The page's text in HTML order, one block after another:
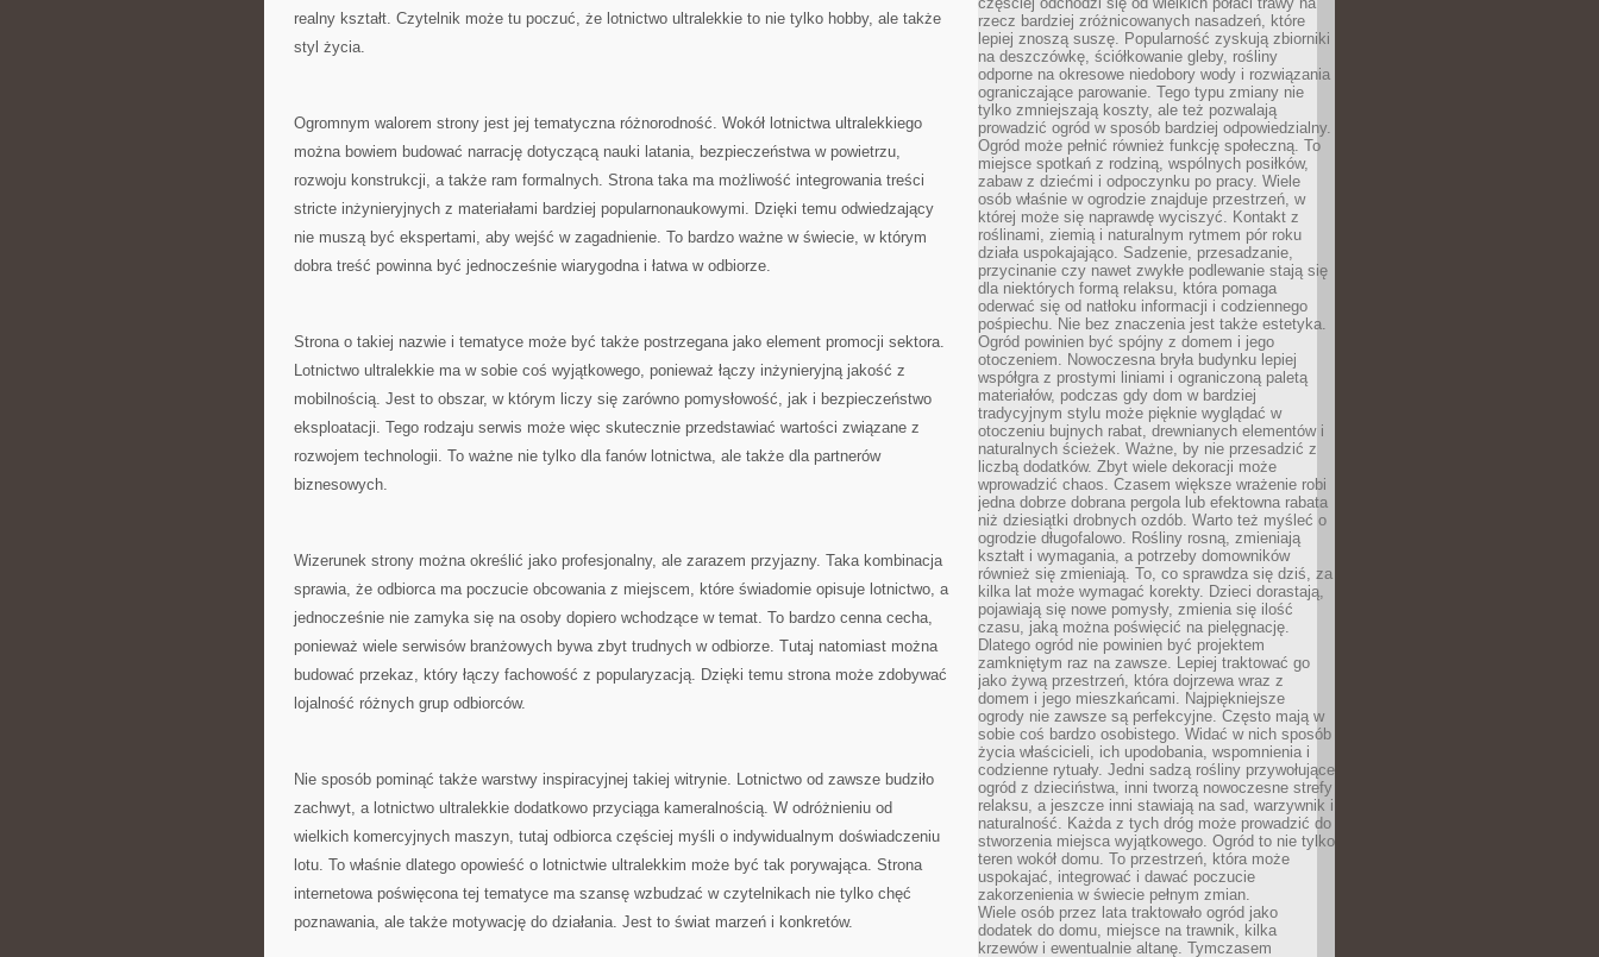
realny kształt. Czytelnik może tu poczuć, że lotnictwo ultralekkie to nie tylko hobby, ale także
styl życia.
Ogromnym walorem strony jest jej tematyczna różnorodność. Wokół lotnictwa ultralekkiego
można bowiem budować narrację dotyczącą nauki latania, bezpieczeństwa w powietrzu,
rozwoju konstrukcji, a także ram formalnych. Strona taka ma możliwość integrowania treści
stricte inżynieryjnych z materiałami bardziej popularnonaukowymi. Dzięki temu odwiedzający
nie muszą być ekspertami, aby wejść w zagadnienie. To bardzo ważne w świecie, w którym
dobra treść powinna być jednocześnie wiarygodna i łatwa w odbiorze.
Strona o takiej nazwie i tematyce może być także postrzegana jako element promocji sektora.
Lotnictwo ultralekkie ma w sobie coś wyjątkowego, ponieważ łączy inżynieryjną jakość z
mobilnością. Jest to obszar, w którym liczy się zarówno pomysłowość, jak i bezpieczeństwo
eksploatacji. Tego rodzaju serwis może więc skutecznie przedstawiać wartości związane z
rozwojem technologii. To ważne nie tylko dla fanów lotnictwa, ale także dla partnerów
biznesowych.
Wizerunek strony można określić jako profesjonalny, ale zarazem przyjazny. Taka kombinacja
sprawia, że odbiorca ma poczucie obcowania z miejscem, które świadomie opisuje lotnictwo, a
jednocześnie nie zamyka się na osoby dopiero wchodzące w temat. To bardzo cenna cecha,
ponieważ wiele serwisów branżowych bywa zbyt trudnych w odbiorze. Tutaj natomiast można
budować przekaz, który łączy fachowość z popularyzacją. Dzięki temu strona może zdobywać
lojalność różnych grup odbiorców.
Nie sposób pominąć także warstwy inspiracyjnej takiej witrynie. Lotnictwo od zawsze budziło
zachwyt, a lotnictwo ultralekkie dodatkowo przyciąga kameralnością. W odróżnieniu od
wielkich komercyjnych maszyn, tutaj odbiorca częściej myśli o indywidualnym doświadczeniu
lotu. To właśnie dlatego opowieść o lotnictwie ultralekkim może być tak porywająca. Strona
internetowa poświęcona tej tematyce ma szansę wzbudzać w czytelnikach nie tylko chęć
poznawania, ale także motywację do działania. Jest to świat marzeń i konkretów.
rzecz bardziej zróżnicowanych nasadzeń, które
lepiej znoszą suszę. Popularność zyskują zbiorniki
na deszczówkę, ściółkowanie gleby, rośliny
odporne na okresowe niedobory wody i rozwiązania
ograniczające parowanie. Tego typu zmiany nie
tylko zmniejszają koszty, ale też pozwalają
prowadzić ogród w sposób bardziej odpowiedzialny.
Ogród może pełnić również funkcję społeczną. To
miejsce spotkań z rodziną, wspólnych posiłków,
zabaw z dziećmi i odpoczynku po pracy. Wiele
osób właśnie w ogrodzie znajduje przestrzeń, w
której może się naprawdę wyciszyć. Kontakt z
roślinami, ziemią i naturalnym rytmem pór roku
działa uspokajająco. Sadzenie, przesadzanie,
przycinanie czy nawet zwykłe podlewanie stają się
dla niektórych formą relaksu, która pomaga
oderwać się od natłoku informacji i codziennego
pośpiechu. Nie bez znaczenia jest także estetyka.
Ogród powinien być spójny z domem i jego
otoczeniem. Nowoczesna bryła budynku lepiej
współgra z prostymi liniami i ograniczoną paletą
materiałów, podczas gdy dom w bardziej
tradycyjnym stylu może pięknie wyglądać w
otoczeniu bujnych rabat, drewnianych elementów i
naturalnych ścieżek. Ważne, by nie przesadzić z
liczbą dodatków. Zbyt wiele dekoracji może
wprowadzić chaos. Czasem większe wrażenie robi
jedna dobrze dobrana pergola lub efektowna rabata
niż dziesiątki drobnych ozdób. Warto też myśleć o
ogrodzie długofalowo. Rośliny rosną, zmieniają
kształt i wymagania, a potrzeby domowników
również się zmieniają. To, co sprawdza się dziś, za
kilka lat może wymagać korekty. Dzieci dorastają,
pojawiają się nowe pomysły, zmienia się ilość
czasu, jaką można poświęcić na pielęgnację.
Dlatego ogród nie powinien być projektem
zamkniętym raz na zawsze. Lepiej traktować go
jako żywą przestrzeń, która dojrzewa wraz z
domem i jego mieszkańcami. Najpiękniejsze
ogrody nie zawsze są perfekcyjne. Często mają w
sobie coś bardzo osobistego. Widać w nich sposób
życia właścicieli, ich upodobania, wspomnienia i
codzienne rytuały. Jedni sadzą rośliny przywołujące
ogród z dzieciństwa, inni tworzą nowoczesne strefy
relaksu, a jeszcze inni stawiają na sad, warzywnik i
naturalność. Każda z tych dróg może prowadzić do
stworzenia miejsca wyjątkowego. Ogród to nie tylko
teren wokół domu. To przestrzeń, która może
uspokajać, integrować i dawać poczucie
zakorzenienia w świecie pełnym zmian.
Wiele osób przez lata traktowało ogród jako
dodatek do domu, miejsce na trawnik, kilka
krzewów i ewentualnie altanę. Tymczasem